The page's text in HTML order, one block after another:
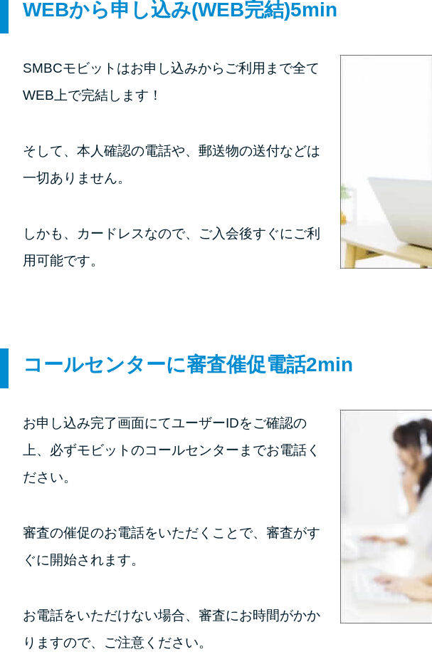
WEBから申し込み(WEB完結)5min
SMBCモビットはお申し込みからご利用まで全て
WEB上で完結します！
そして、本人確認の電話や、郵送物の送付などは
一切ありません。
しかも、カードレスなので、ご入会後すぐにご利
用可能です。
コールセンターに審査催促電話2min
お申し込み完了画面にてユーザーIDをご確認の
上、必ずモビットのコールセンターまでお電話く
ださい。
審査の催促のお電話をいただくことで、審査がす
ぐに開始されます。
お電話をいただけない場合、審査にお時間がかか
りますので、ご注意ください。